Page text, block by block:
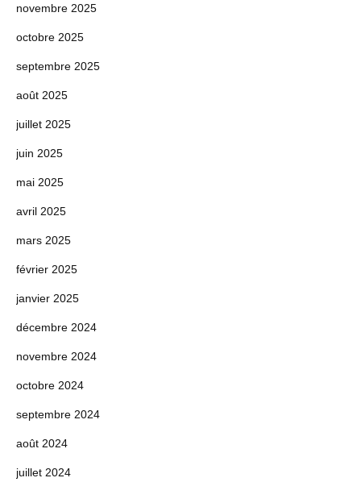
novembre 2025
octobre 2025
septembre 2025
août 2025
juillet 2025
juin 2025
mai 2025
avril 2025
mars 2025
février 2025
janvier 2025
décembre 2024
novembre 2024
octobre 2024
septembre 2024
août 2024
juillet 2024